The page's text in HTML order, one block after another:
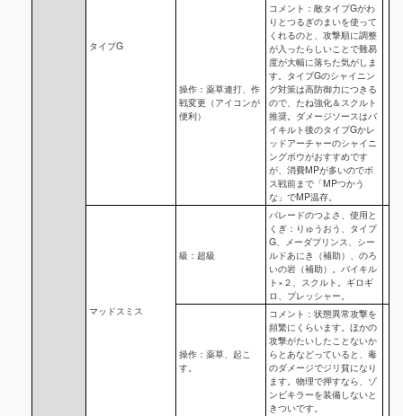
タイプG
操作：薬草連打、作
戦変更（アイコンが
便利）
コメント：敵タイプGがわ
りとつるぎのまいを使って
くれるのと、攻撃順に調整
が入ったらしいことで難易
度が大幅に落ちた気がしま
す。タイプGのシャイニン
グ対策は高防御力につきる
ので、たね強化＆スクルト
推奨。ダメージソースはバ
イキルト後のタイプGかレ
ッドアーチャーのシャイニ
ングボウがおすすめです
が、消費MPが多いのでボ
ス戦前まで「MPつかう
な」でMP温存。
マッドスミス
級：超級
パレードのつよさ、使用と
くぎ：りゅうおう、タイプ
G、メーダプリンス、シー
ルドあにき（補助）、のろ
いの岩（補助）。バイキル
ト×２、スクルト。ギロギ
ロ、プレッシャー。
操作：薬草、起こ
す。
コメント：状態異常攻撃を
頻繁にくらいます。ほかの
攻撃がたいしたことないか
らとあなどっていると、毒
のダメージでジリ貧になり
ます。物理で押すなら、ゾ
ンビキラーを装備しないと
きついです。